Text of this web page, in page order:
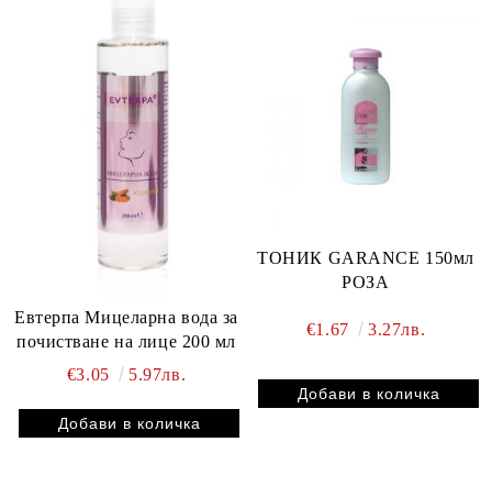
Евтерпа Мицеларна вода за
почистване на лице 200 мл
€3.05
5.97лв.
ТОНИК GARANCE 150мл
РОЗА
€1.67 3.27лв.